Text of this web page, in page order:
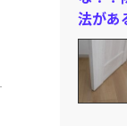
法があ